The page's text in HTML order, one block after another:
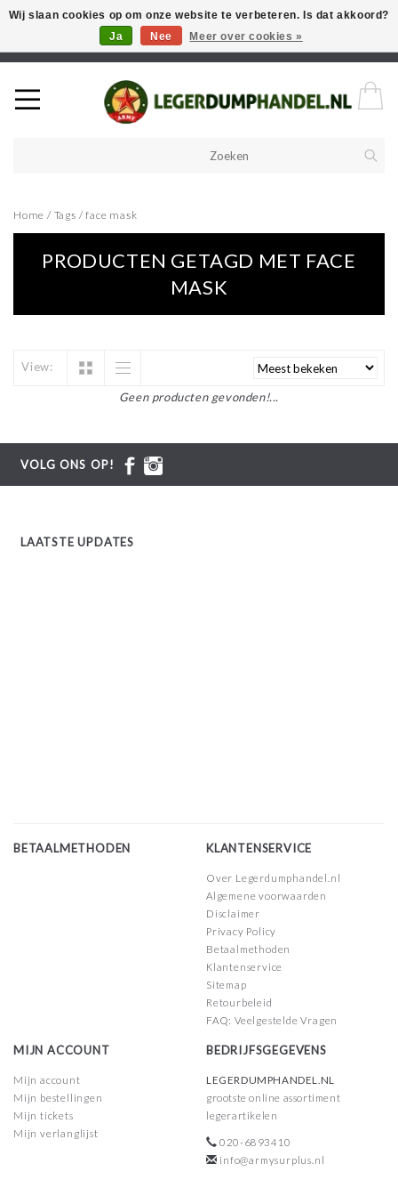
Welkom in onze webshop! Als u een product zoekt en deze niet kan
vinden in de webwinkel, neem vooral contact op!
Home / Tags /face mask
PRODUCTEN GETAGD MET FACE
MASK
View:
Geen producten gevonden!...
VOLG ONS OP!
LAATSTE UPDATES
BETAALMETHODEN KLANTENSERVICE
Over Legerdumphandel.nl
Algemene voorwaarden
Disclaimer
Privacy Policy
Betaalmethoden
Klantenservice
Sitemap
Retourbeleid
FAQ: Veelgestelde Vragen
MIJN ACCOUNT
Mijn account
Mijn bestellingen
Mijn tickets
Mijn verlanglijst
BEDRIJFSGEGEVENS
LEGERDUMPHANDEL.NL
grootste online assortiment
legerartikelen
020-6893410
info@armysurplus.nl
Wij slaan cookies op om onze website te verbeteren. Is dat akkoord?
Ja
Nee Meer over cookies »